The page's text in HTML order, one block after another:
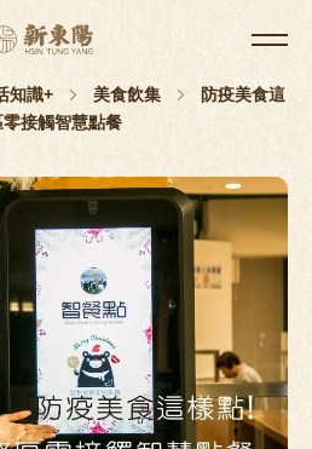
知識+ 美食飲集
防疫美食這
接觸智慧點餐